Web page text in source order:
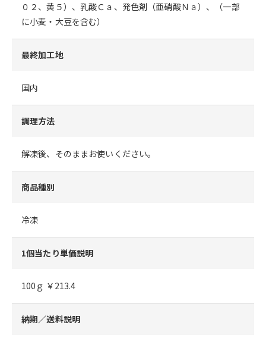
０２、黄５）、乳酸Ｃａ、発色剤（亜硝酸Ｎａ）、（一部
に小麦・大豆を含む）
最終加工地
国内
調理方法
解凍後、そのままお使いください。
商品種別
冷凍
1個当たり単価説明
100ｇ ￥213.4
納期／送料説明